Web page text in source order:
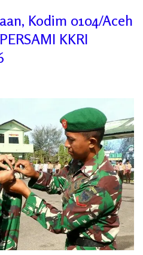
Kodim 0104/Aceh
KKRI